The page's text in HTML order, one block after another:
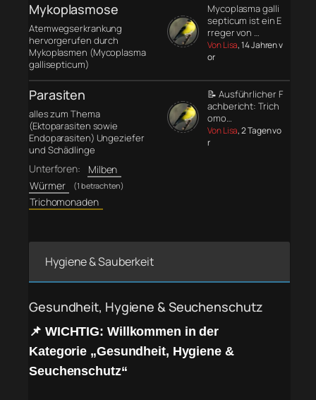
Mykoplasmose
Atemwegserkrankung
hervorgerufen durch
Mykoplasmen (Mycoplasma
gallisepticum)
Mycoplasma galli
septicum ist ein E
rreger von …
Von Lisa, 14 Jahren v
or
Parasiten
alles zum Thema
(Ektoparasiten sowie
Endoparasiten) Ungeziefer
und Schädlinge
Unterforen:
Milben
Würmer
(1 betrachten)
Trichomonaden
📝 Ausführlicher F
achbericht: Trich
omo…
Von Lisa, 2 Tagen vo
r
Hygiene & Sauberkeit
Gesundheit, Hygiene & Seuchenschutz
📌 WICHTIG: Willkommen in der
Kategorie „Gesundheit, Hygiene &
Seuchenschutz“